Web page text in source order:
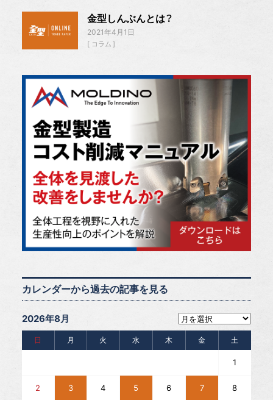
金型しんぶんとは？
2021年4月1日
コラム
カレンダーから過去の記事を見る
2026年8月
日 月 火 水 木 金 土
1
2 3 4 5 6 7 8